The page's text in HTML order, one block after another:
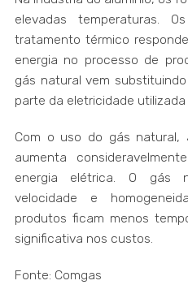
elevadas temperaturas.
tratamento térmico
energia no processo de
gás natural vem
parte da eletricidade
Com o uso do gás natural,
aumenta
energia elétrica. O gás
velocidade e
produtos ficam menos
significativa nos custos.
Fonte: Comgas